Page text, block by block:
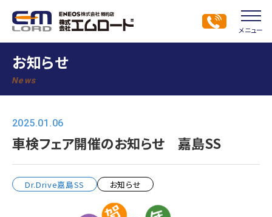
メニュー
お知らせ
News
2025.01.06
車検フェア開催のお知らせ 嘉島SS
Dr.Drive嘉島SS お知らせ